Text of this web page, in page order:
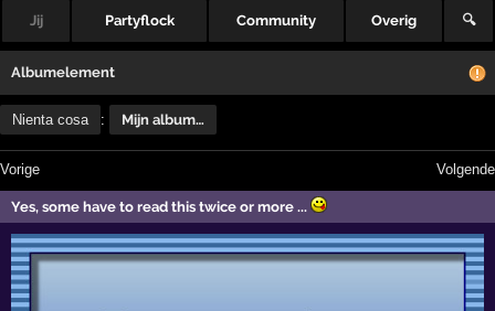
Jij Partyflock Community Overig 🔍
Albumelement
Nienta cosa : Mijn album…
Vorige Volgende
Yes, some have to read this twice or more ...